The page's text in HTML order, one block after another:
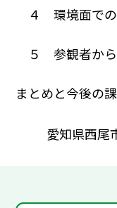
４ 環境面での
５ 参観者か
まとめと今後の
愛知県西